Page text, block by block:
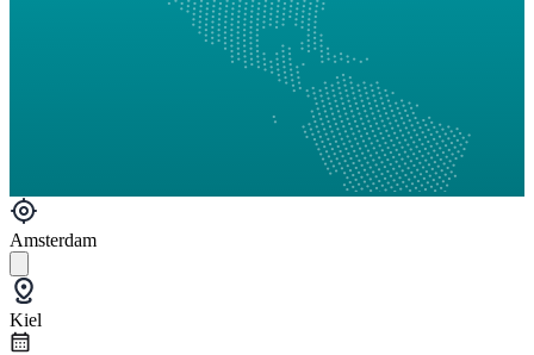
Amsterdam
Kiel